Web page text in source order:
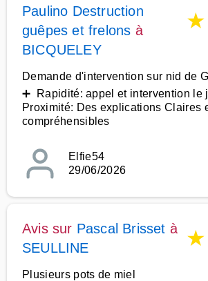
Paulino Destruction
guêpes et frelons à
BICQUELEY
★
Demande d'intervention sur nid de
➕ Rapidité: appel et intervention le
Proximité: Des explications Claires
compréhensibles
Elfie54
29/06/2026
Avis sur Pascal Brisset à
SEULLINE
★
Plusieurs pots de miel